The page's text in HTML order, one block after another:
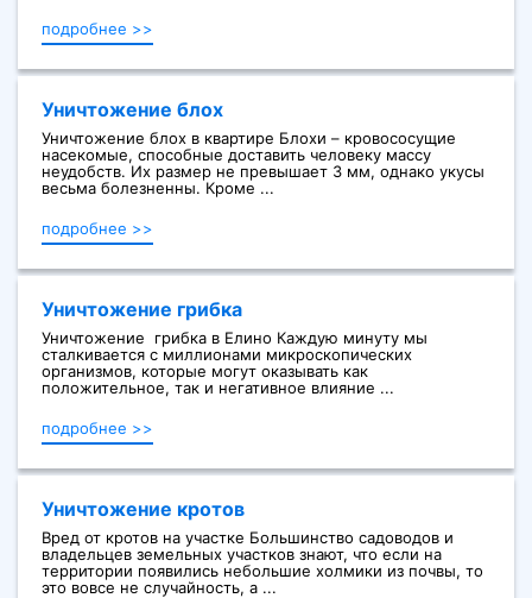
подробнее >>
Уничтожение блох
Уничтожение блох в квартире Блохи – кровососущие
насекомые, способные доставить человеку массу
неудобств. Их размер не превышает 3 мм, однако укусы
весьма болезненны. Кроме ...
подробнее >>
Уничтожение грибка
Уничтожение грибка в Елино Каждую минуту мы
сталкивается с миллионами микроскопических
организмов, которые могут оказывать как
положительное, так и негативное влияние ...
подробнее >>
Уничтожение кротов
Вред от кротов на участке Большинство садоводов и
владельцев земельных участков знают, что если на
территории появились небольшие холмики из почвы, то
это вовсе не случайность, а ...